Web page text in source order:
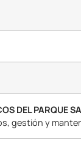
DEL PARQUE
gestión y